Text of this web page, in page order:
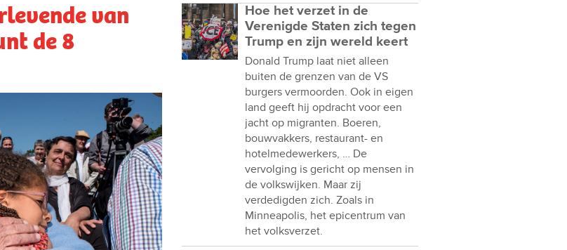
van
de 8
Hoe het verzet in de
Verenigde Staten zich tegen
Trump en zijn wereld keert
Donald Trump laat niet alleen
buiten de grenzen van de VS
burgers vermoorden. Ook in eigen
land geeft hij opdracht voor een
jacht op migranten. Boeren,
bouwvakkers, restaurant- en
hotelmedewerkers, … De
vervolging is gericht op mensen in
de volkswijken. Maar zij
verdedigden zich. Zoals in
Minneapolis, het epicentrum van
het volksverzet.